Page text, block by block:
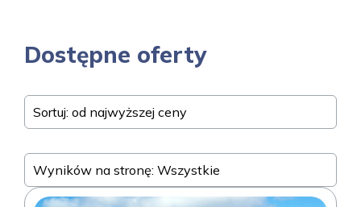
Dostępne oferty
Sortuj: od najwyższej ceny
Wyników na stronę: Wszystkie